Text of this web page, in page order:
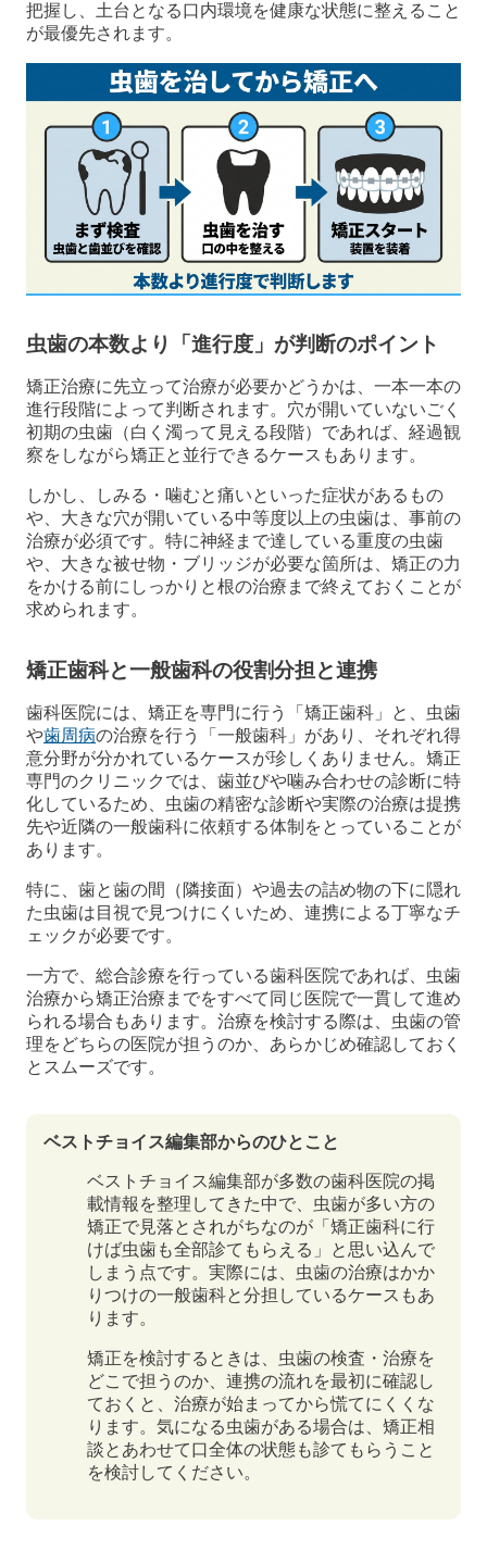
把握し、土台となる口内環境を健康な状態に整えること
が最優先されます。
虫歯の本数より「進行度」が判断のポイント
矯正治療に先立って治療が必要かどうかは、一本一本の
進行段階によって判断されます。穴が開いていないごく
初期の虫歯（白く濁って見える段階）であれば、経過観
察をしながら矯正と並行できるケースもあります。
しかし、しみる・噛むと痛いといった症状があるもの
や、大きな穴が開いている中等度以上の虫歯は、事前の
治療が必須です。特に神経まで達している重度の虫歯
や、大きな被せ物・ブリッジが必要な箇所は、矯正の力
をかける前にしっかりと根の治療まで終えておくことが
求められます。
矯正歯科と一般歯科の役割分担と連携
歯科医院には、矯正を専門に行う「矯正歯科」と、虫歯
や歯周病の治療を行う「一般歯科」があり、それぞれ得
意分野が分かれているケースが珍しくありません。矯正
専門のクリニックでは、歯並びや噛み合わせの診断に特
化しているため、虫歯の精密な診断や実際の治療は提携
先や近隣の一般歯科に依頼する体制をとっていることが
あります。
特に、歯と歯の間（隣接面）や過去の詰め物の下に隠れ
た虫歯は目視で見つけにくいため、連携による丁寧なチ
ェックが必要です。
一方で、総合診療を行っている歯科医院であれば、虫歯
治療から矯正治療までをすべて同じ医院で一貫して進め
られる場合もあります。治療を検討する際は、虫歯の管
理をどちらの医院が担うのか、あらかじめ確認しておく
とスムーズです。
ベストチョイス編集部からのひとこと
ベストチョイス編集部が多数の歯科医院の掲
載情報を整理してきた中で、虫歯が多い方の
矯正で見落とされがちなのが「矯正歯科に行
けば虫歯も全部診てもらえる」と思い込んで
しまう点です。実際には、虫歯の治療はかか
りつけの一般歯科と分担しているケースもあ
ります。
矯正を検討するときは、虫歯の検査・治療を
どこで担うのか、連携の流れを最初に確認し
ておくと、治療が始まってから慌てにくくな
ります。気になる虫歯がある場合は、矯正相
談とあわせて口全体の状態も診てもらうこと
を検討してください。